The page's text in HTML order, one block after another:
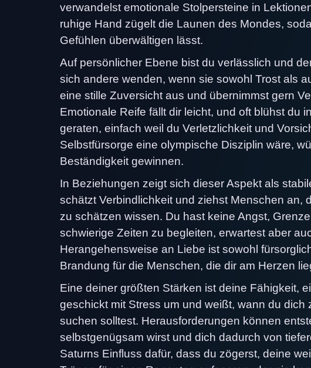
verwandelst emotionale Stolpersteine in
ruhige Hand zügelt die Launen des Mondes,
Gefühlen überwältigen lässt.
Auf persönlicher Ebene bist du verlässlich und
sich andere wenden, wenn sie sowohl Trost als
eine stille Zuversicht aus und übernimmst gern
Emotionale Reife fällt dir leicht, und oft blühst du
geraten, einfach weil du Verletzlichkeit und
Selbstfürsorge eine olympische Disziplin wäre,
Beständigkeit gewinnen.
In Beziehungen zeigt sich dieser Aspekt als
schätzt Verbindlichkeit und ziehst Menschen an,
zu schätzen wissen. Du hast keine Angst,
schwierige Zeiten zu begleiten, erwartest aber
Herangehensweise an Liebe ist sowohl
Brandung für die Menschen, die dir am Herzen
Eine deiner größten Stärken ist deine Fähigkeit,
geschickt mit Stress um und weißt, wann du
suchen solltest. Herausforderungen können
selbstgenügsam wirst und dich dadurch von
Saturns Einfluss dafür, dass du zögerst, deine